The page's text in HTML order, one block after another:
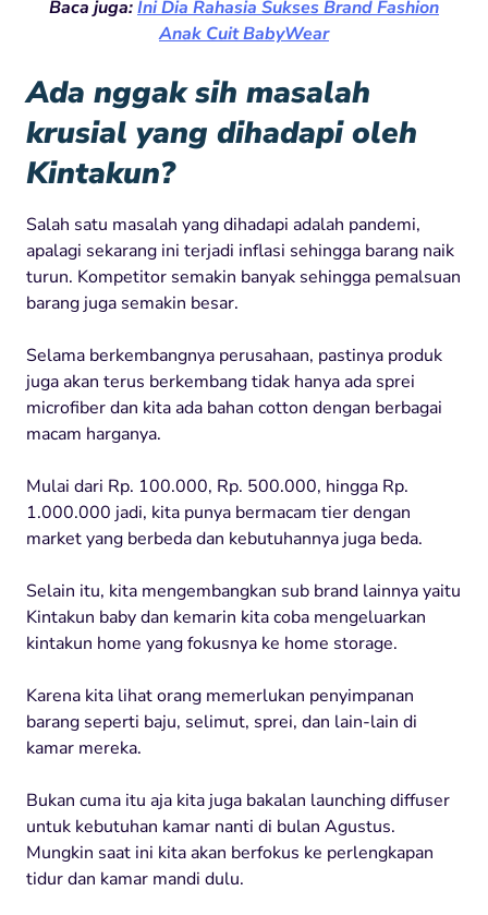
Baca juga:Ini Dia Rahasia Sukses Brand Fashion
Anak Cuit BabyWear
Ada nggak sih masalah
krusial yang dihadapi oleh
Kintakun?
Salah satu masalah yang dihadapi adalah pandemi,
apalagi sekarang ini terjadi inflasi sehingga barang naik
turun. Kompetitor semakin banyak sehingga pemalsuan
barang juga semakin besar.
Selama berkembangnya perusahaan, pastinya produk
juga akan terus berkembang tidak hanya ada sprei
microfiber dan kita ada bahan cotton dengan berbagai
macam harganya.
Mulai dari Rp. 100.000, Rp. 500.000, hingga Rp.
1.000.000 jadi, kita punya bermacam tier dengan
market yang berbeda dan kebutuhannya juga beda.
Selain itu, kita mengembangkan sub brand lainnya yaitu
Kintakun baby dan kemarin kita coba mengeluarkan
kintakun home yang fokusnya ke home storage.
Karena kita lihat orang memerlukan penyimpanan
barang seperti baju, selimut, sprei, dan lain-lain di
kamar mereka.
Bukan cuma itu aja kita juga bakalan launching diffuser
untuk kebutuhan kamar nanti di bulan Agustus.
Mungkin saat ini kita akan berfokus ke perlengkapan
tidur dan kamar mandi dulu.